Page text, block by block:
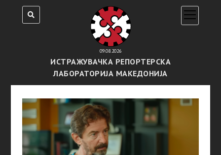
09.08.2026
ИСТРАЖУВАЧКА РЕПОРТЕРСКА
ЛАБОРАТОРИЈА МАКЕДОНИЈА
open
menu